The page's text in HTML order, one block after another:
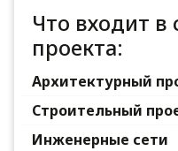
Что входит в
проекта:
Архитектурный
Строительный
Инженерные сети